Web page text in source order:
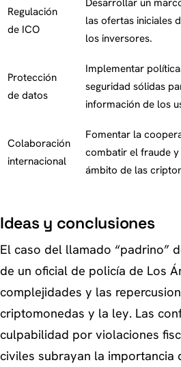
Regulación
de ICO
Desarrollar un
las ofertas iniciales
los inversores.
Protección
de datos
Implementar
seguridad sólidas
información de los
Colaboración
internacional
Fomentar la
combatir el fraude
ámbito de las
Ideas y conclusiones
El caso del llamado “padrino”
de un oficial de policía de Los
complejidades y las
criptomonedas y la ley. Las
culpabilidad por violaciones
civiles subrayan la importancia